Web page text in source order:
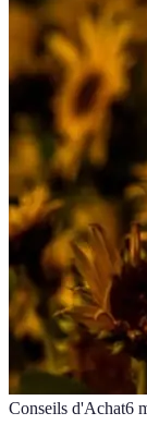
Conseils d'Achat6